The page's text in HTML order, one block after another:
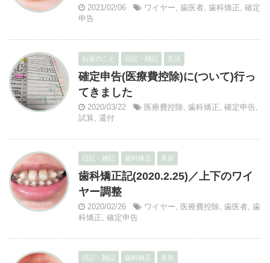
2021/02/06 ワイヤー, 歯医者, 歯科矯正, 確定
申告
お金のこと 日記・雑記 生活
確定申告(医療費控除)に(ついて)行っ
てきました
2020/03/22 医療費控除, 歯科矯正, 確定申告,
試算, 還付
日記・雑記 歯科矯正 美容
歯科矯正記(2020.2.25)／上下のワイ
ヤー調整
2020/02/26 ワイヤー, 医療費控除, 歯医者, 歯
科矯正, 確定申告
日記・雑記 歯科矯正 美容